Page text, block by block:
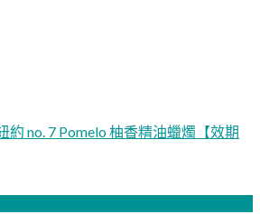
約 no. 7 Pomelo 柚香精油蠟燭【效期